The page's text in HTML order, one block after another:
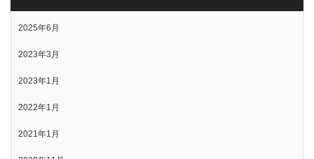
2025年6月
2023年3月
2023年1月
2022年1月
2021年1月